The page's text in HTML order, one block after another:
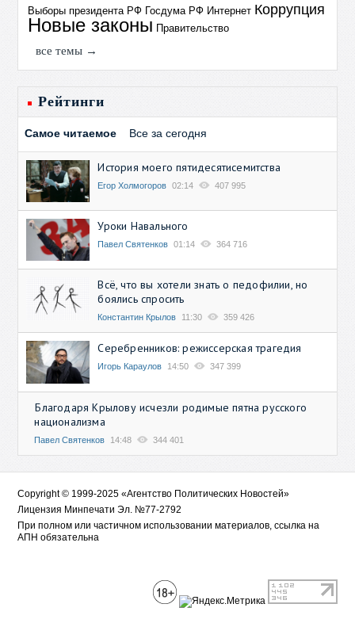
Выборы президента РФ Госдума РФ Интернет Коррупция
Новые законы Правительство
все темы →
Рейтинги
Самое читаемое Все за сегодня
История моего пятидесятисемитства
Егор Холмогоров 02:14 407 995
Уроки Навального
Павел Святенков 01:14 364 716
Всё, что вы хотели знать о педофилии, но
боялись спросить
Константин Крылов 11:30 359 426
Серебренников: режиссерская трагедия
Игорь Караулов 14:50 347 399
Благодаря Крылову исчезли родимые пятна русского
национализма
Павел Святенков 14:48 344 401
Copyright © 1999-2025 «Агентство Политических Новостей»
Лицензия Минпечати Эл. №77-2792
При полном или частичном использовании материалов, ссылка на
АПН обязательна